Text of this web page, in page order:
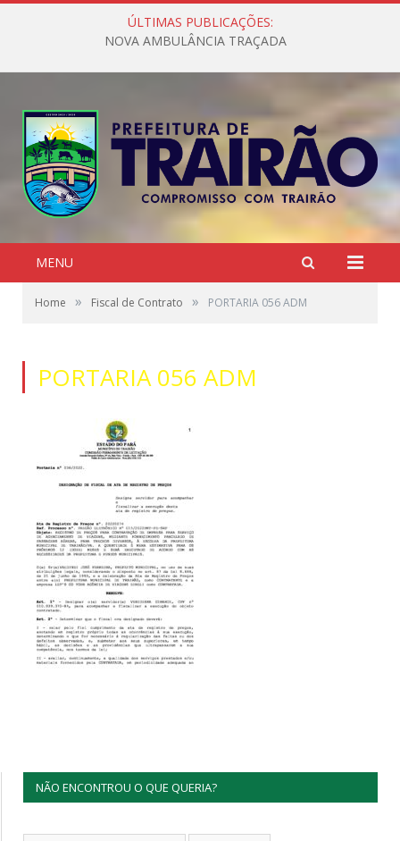
ÚLTIMAS PUBLICAÇÕES:
NOVA AMBULÂNCIA TRAÇADA
MENU
Home » Fiscal de Contrato » PORTARIA 056 ADM
PORTARIA 056 ADM
NÃO ENCONTROU O QUE QUERIA?